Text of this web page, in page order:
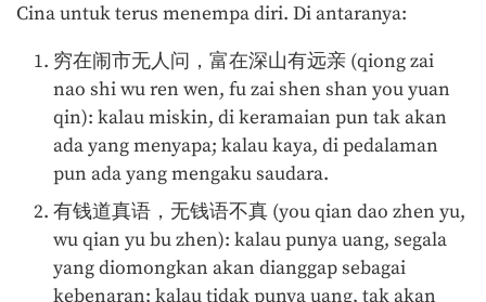
Cina untuk terus menempa diri. Di antaranya:
穷在闹市无人问，富在深山有远亲 (qiong zai
nao shi wu ren wen, fu zai shen shan you yuan
qin): kalau miskin, di keramaian pun tak akan
ada yang menyapa; kalau kaya, di pedalaman
pun ada yang mengaku saudara.
有钱道真语，无钱语不真 (you qian dao zhen yu,
wu qian yu bu zhen): kalau punya uang, segala
yang diomongkan akan dianggap sebagai
kebenaran; kalau tidak punya uang, tak akan